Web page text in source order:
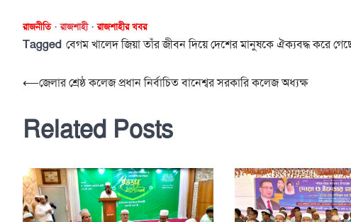
রাজনীতি রাজশাহী রাজশাহীর খবর
Tagged বেগম খালেদ জিয়া তাঁর জীবন দিয়ে দেশের মানুষকে ঐক্যবদ্ধ করে
Post
⟵জেলার শ্রেষ্ঠ কলেজ প্রধান নির্বাচিত বানেশ্বর সরকারি কলেজ অধ্যক্ষ
Related Posts